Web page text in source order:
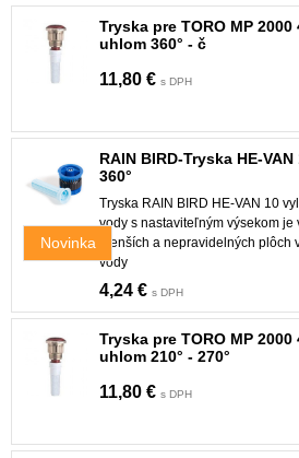
Tryska pre TORO MP
uhlom 360° - č
11,80 € s DPH
Novinka
RAIN BIRD-Tryska HE-
360°
Tryska RAIN BIRD HE-VAN 10
vody s nastaviteľným výsekom
menších a nepravidelných
vody
4,24 € s DPH
Tryska pre TORO MP
uhlom 210° - 270°
11,80 € s DPH